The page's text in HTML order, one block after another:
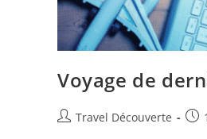
Voyage de
Travel Découverte